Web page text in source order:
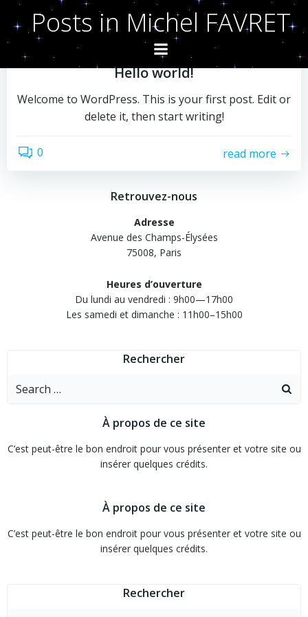
Aller
au
contenu
Posts in Michel FAVRET
by
Michel FAVRET
novembre 15, 2020
Hello world!
Welcome to WordPress. This is your first post. Edit or
delete it, then start writing!
0 read more
Retrouvez-nous
Adresse
Avenue des Champs-Élysées
75008, Paris
Heures d’ouverture
Du lundi au vendredi : 9h00—17h00
Les samedi et dimanche : 11h00–15h00
Rechercher
Search
À propos de ce site
C’est peut-être le bon endroit pour vous présenter et votre site ou
insérer quelques crédits.
À propos de ce site
C’est peut-être le bon endroit pour vous présenter et votre site ou
insérer quelques crédits.
Rechercher